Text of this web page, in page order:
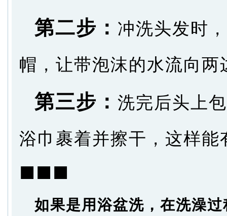
第二步： 冲洗头发时
帽，让带泡沫的水流向
第三步： 洗完后头上
浴巾裹着并擦干，这样
■■■
如果是用浴盆洗，在洗澡